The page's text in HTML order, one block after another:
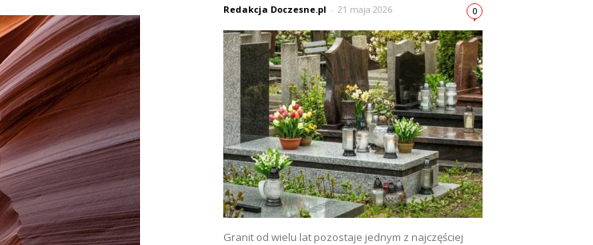
Redakcja Doczesne.pl - 21 maja 2026 0
Granit od wielu lat pozostaje jednym z najczęściej